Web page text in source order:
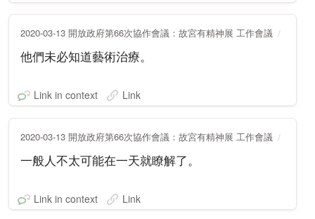
2020-03-13 開放政府第66次協作會議：故宮有精神展 工作會議
他們未必知道藝術治療。
Link in context Link
2020-03-13 開放政府第66次協作會議：故宮有精神展 工作會議
一般人不太可能在一天就瞭解了。
Link in context Link